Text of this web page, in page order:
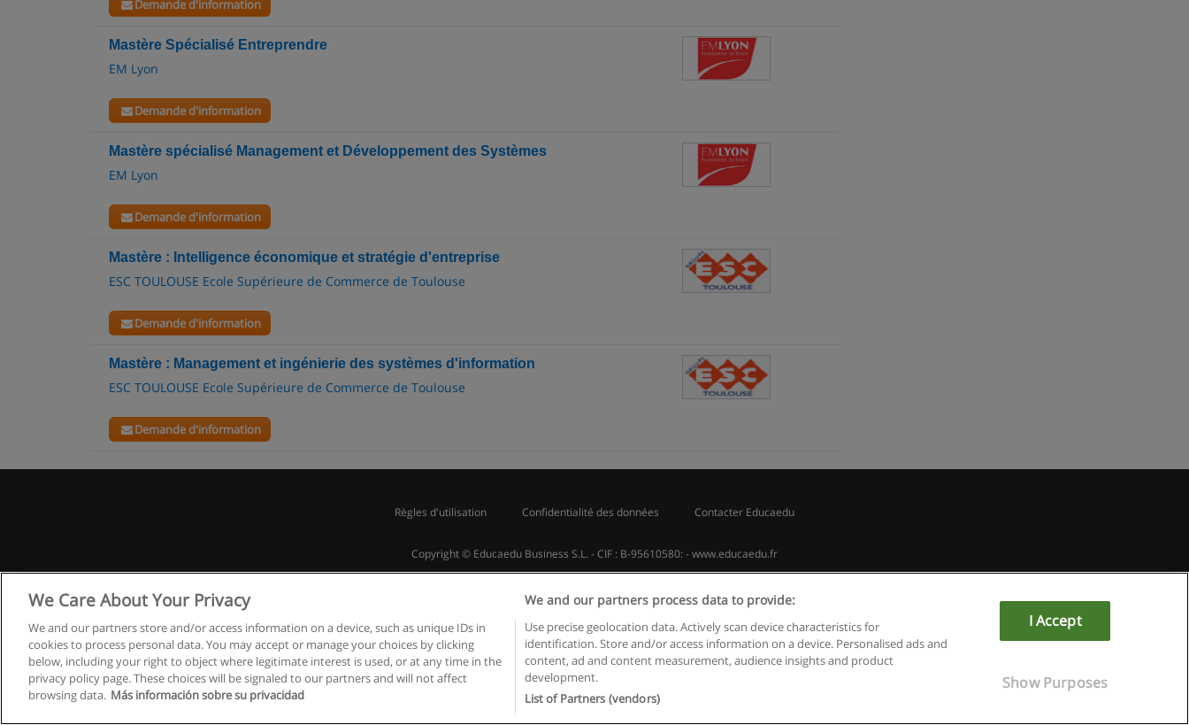
Demande d'information
Mastère Spécialisé Entreprendre
EM Lyon
Demande d'information
Mastère spécialisé Management et Développement des Systèmes
EM Lyon
Demande d'information
Mastère : Intelligence économique et stratégie d'entreprise
ESC TOULOUSE Ecole Supérieure de Commerce de Toulouse
Demande d'information
Mastère : Management et ingénierie des systèmes d'information
ESC TOULOUSE Ecole Supérieure de Commerce de Toulouse
Demande d'information
Règles d'utilisation Confidentialité des données Contacter Educaedu
Copyright © Educaedu Business S.L. - CIF : B-95610580: -www.educaedu.fr
We Care About Your Privacy
We and our partners store and/or access information on a device, such as unique IDs in
cookies to process personal data. You may accept or manage your choices by clicking
below, including your right to object where legitimate interest is used, or at any time in the
privacy policy page. These choices will be signaled to our partners and will not affect
browsing data. Más información sobre su privacidad
We and our partners process data to provide:
Use precise geolocation data. Actively scan device characteristics for
identification. Store and/or access information on a device. Personalised ads and
content, ad and content measurement, audience insights and product
development.
List of Partners (vendors)
I Accept
Show Purposes